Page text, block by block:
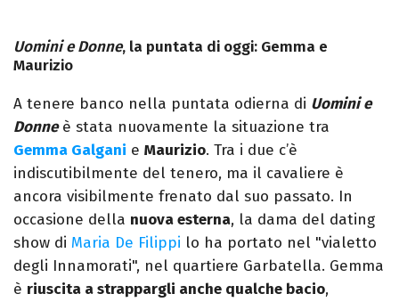
Uomini e Donne, la puntata di oggi: Gemma e
Maurizio
A tenere banco nella puntata odierna di Uomini e
Donneè stata nuovamente la situazione tra
Gemma Galgani e Maurizio. Tra i due c’è
indiscutibilmente del tenero, ma il cavaliere è
ancora visibilmente frenato dal suo passato. In
occasione della nuova esterna, la dama del dating
show di Maria De Filippi lo ha portato nel "vialetto
degli Innamorati", nel quartiere Garbatella. Gemma
è riuscita a strappargli anche qualche bacio,